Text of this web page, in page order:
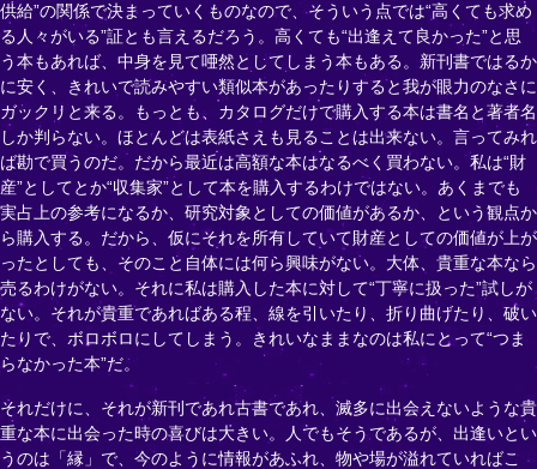
供給”の関係で決まっていくものなので、そういう点では“高くても求め
る人々がいる”証とも言えるだろう。高くても“出逢えて良かった”と思
う本もあれば、中身を見て唖然としてしまう本もある。新刊書ではるか
に安く、きれいで読みやすい類似本があったりすると我が眼力のなさに
ガックリと来る。もっとも、カタログだけで購入する本は書名と著者名
しか判らない。ほとんどは表紙さえも見ることは出来ない。言ってみれ
ば勘で買うのだ。だから最近は高額な本はなるべく買わない。私は“財
産”としてとか“収集家”として本を購入するわけではない。あくまでも
実占上の参考になるか、研究対象としての価値があるか、という観点か
ら購入する。だから、仮にそれを所有していて財産としての価値が上が
ったとしても、そのこと自体には何ら興味がない。大体、貴重な本なら
売るわけがない。それに私は購入した本に対して“丁寧に扱った”試しが
ない。それが貴重であればある程、線を引いたり、折り曲げたり、破い
たりで、ボロボロにしてしまう。きれいなままなのは私にとって“つま
らなかった本”だ。
それだけに、それが新刊であれ古書であれ、滅多に出会えないような貴
重な本に出会った時の喜びは大きい。人でもそうであるが、出逢いとい
うのは「縁」で、今のように情報があふれ、物や場が溢れていればこ